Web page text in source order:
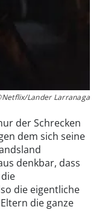
Lander Larranaga
der Schrecken
dem sich seine
denkbar, dass
die eigentliche
die ganze